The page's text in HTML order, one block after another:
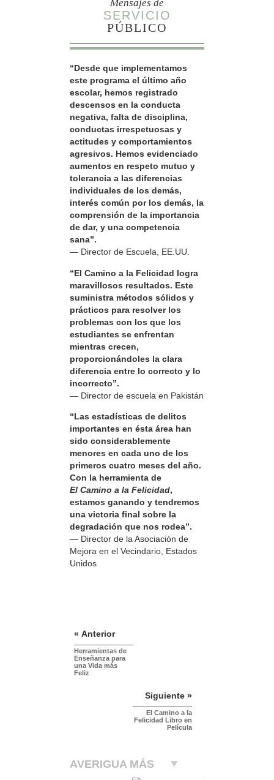
Mensajes de
SERVICIO
PÚBLICO
“Desde que implementamos
este programa el último año
escolar, hemos registrado
descensos en la conducta
negativa, falta de disciplina,
conductas irrespetuosas y
actitudes y comportamientos
agresivos. Hemos evidenciado
aumentos en respeto mutuo y
tolerancia a las diferencias
individuales de los demás,
interés común por los demás, la
comprensión de la importancia
de dar, y una competencia
sana”.
— Director de Escuela, EE.UU.
“El Camino a la Felicidad logra
maravillosos resultados. Este
suministra métodos sólidos y
prácticos para resolver los
problemas con los que los
estudiantes se enfrentan
mientras crecen,
proporcionándoles la clara
diferencia entre lo correcto y lo
incorrecto”.
— Director de escuela en Pakistán
“Las estadísticas de delitos
importantes en ésta área han
sido considerablemente
menores en cada uno de los
primeros cuatro meses del año.
Con la herramienta de
El Camino a la Felicidad,
estamos ganando y tendremos
una victoria final sobre la
degradación que nos rodea”.
— Director de la Asociación de
Mejora en el Vecindario, Estados
Unidos
« Anterior
Herramientas de
Enseñanza para
una Vida más
Feliz
Siguiente »
El Camino a la
Felicidad Libro en
Película
AVERIGUA MÁS